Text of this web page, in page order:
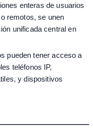
enteras de usuarios
remotos, se unen
unificada central en
pueden tener acceso a
teléfonos IP,
y dispositivos